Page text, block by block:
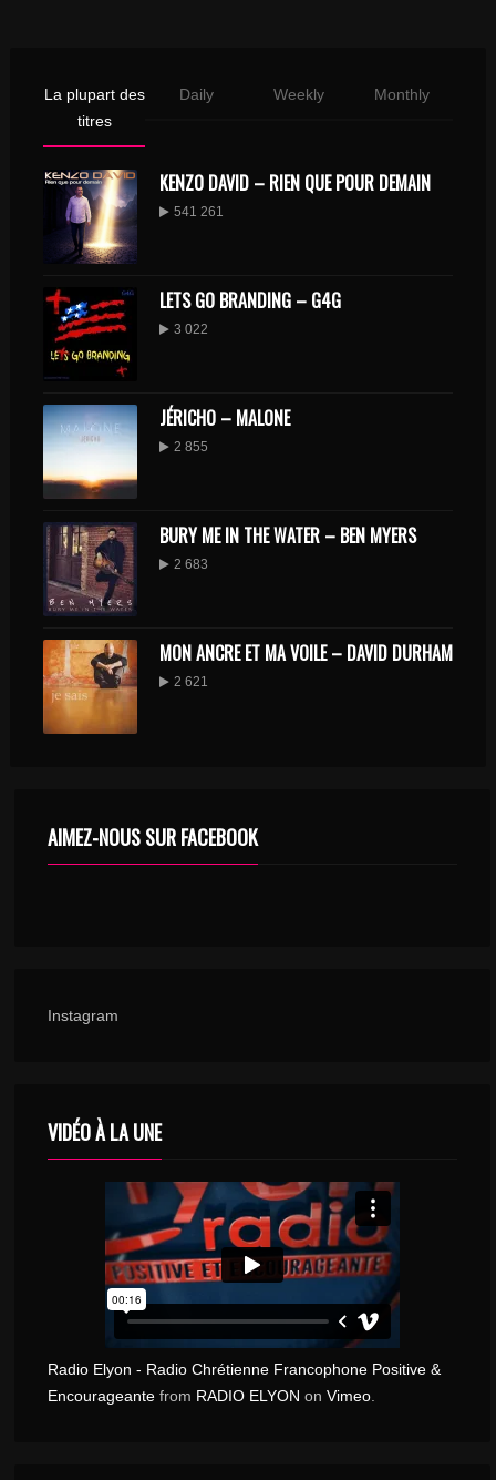
La plupart des
titres
Daily Weekly Monthly
KENZO DAVID – RIEN QUE POUR DEMAIN
541 261
LETS GO BRANDING – G4G
3 022
JÉRICHO – MALONE
2 855
BURY ME IN THE WATER – BEN MYERS
2 683
MON ANCRE ET MA VOILE – DAVID DURHAM
2 621
AIMEZ-NOUS SUR FACEBOOK
Instagram
VIDÉO À LA UNE
Radio Elyon - Radio Chrétienne Francophone Positive &
Encourageante from RADIO ELYON onVimeo